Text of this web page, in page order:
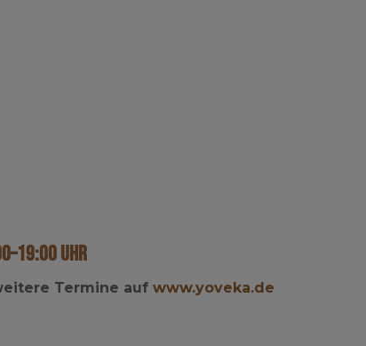
Uhr
Ter­mi­ne auf www.yoveka.de